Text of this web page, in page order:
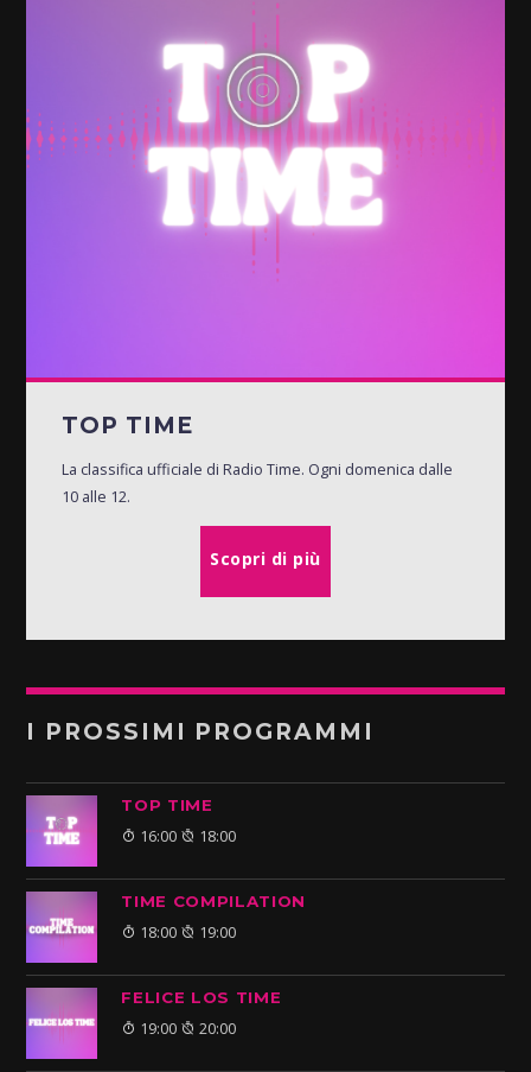
TOP TIME
La classifica ufficiale di Radio Time. Ogni domenica dalle
10 alle 12.
Scopri di più
I PROSSIMI PROGRAMMI
TOP TIME
16:00 18:00
TIME COMPILATION
18:00 19:00
FELICE LOS TIME
19:00 20:00